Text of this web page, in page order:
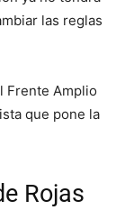
las reglas
Frente Amplio
que pone la
Rojas